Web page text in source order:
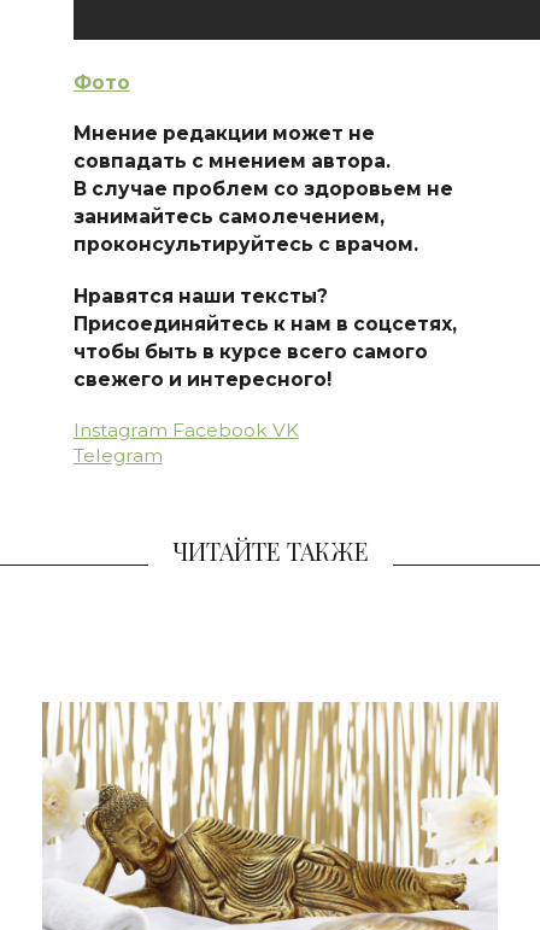
Фото
Мнение редакции может не
совпадать с мнением автора.
В случае проблем со здоровьем не
занимайтесь самолечением,
проконсультируйтесь с врачом.
Нравятся наши тексты?
Присоединяйтесь к нам в соцсетях,
чтобы быть в курсе всего самого
свежего и интересного!
Instagram Facebook VK
Telegram
ЧИТАЙТЕ ТАКЖЕ